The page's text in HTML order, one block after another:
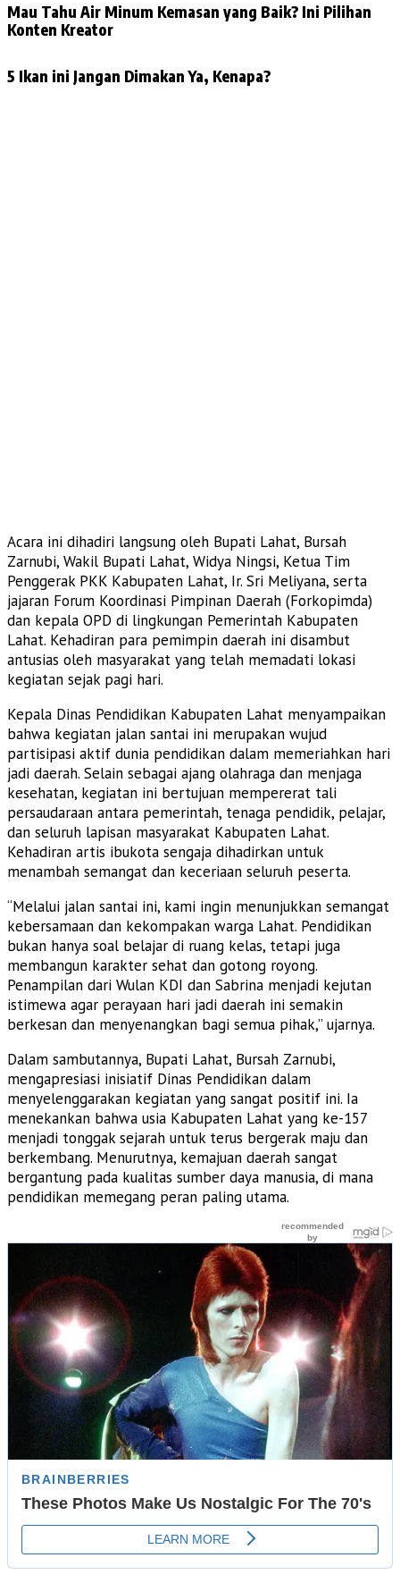
Mau Tahu Air Minum Kemasan yang Baik? Ini Pilihan
Konten Kreator
5 Ikan ini Jangan Dimakan Ya, Kenapa?
Acara ini dihadiri langsung oleh Bupati Lahat, Bursah
Zarnubi, Wakil Bupati Lahat, Widya Ningsi, Ketua Tim
Penggerak PKK Kabupaten Lahat, Ir. Sri Meliyana, serta
jajaran Forum Koordinasi Pimpinan Daerah (Forkopimda)
dan kepala OPD di lingkungan Pemerintah Kabupaten
Lahat. Kehadiran para pemimpin daerah ini disambut
antusias oleh masyarakat yang telah memadati lokasi
kegiatan sejak pagi hari.
Kepala Dinas Pendidikan Kabupaten Lahat menyampaikan
bahwa kegiatan jalan santai ini merupakan wujud
partisipasi aktif dunia pendidikan dalam memeriahkan hari
jadi daerah. Selain sebagai ajang olahraga dan menjaga
kesehatan, kegiatan ini bertujuan mempererat tali
persaudaraan antara pemerintah, tenaga pendidik, pelajar,
dan seluruh lapisan masyarakat Kabupaten Lahat.
Kehadiran artis ibukota sengaja dihadirkan untuk
menambah semangat dan keceriaan seluruh peserta.
“Melalui jalan santai ini, kami ingin menunjukkan semangat
kebersamaan dan kekompakan warga Lahat. Pendidikan
bukan hanya soal belajar di ruang kelas, tetapi juga
membangun karakter sehat dan gotong royong.
Penampilan dari Wulan KDI dan Sabrina menjadi kejutan
istimewa agar perayaan hari jadi daerah ini semakin
berkesan dan menyenangkan bagi semua pihak,” ujarnya.
Dalam sambutannya, Bupati Lahat, Bursah Zarnubi,
mengapresiasi inisiatif Dinas Pendidikan dalam
menyelenggarakan kegiatan yang sangat positif ini. Ia
menekankan bahwa usia Kabupaten Lahat yang ke-157
menjadi tonggak sejarah untuk terus bergerak maju dan
berkembang. Menurutnya, kemajuan daerah sangat
bergantung pada kualitas sumber daya manusia, di mana
pendidikan memegang peran paling utama.